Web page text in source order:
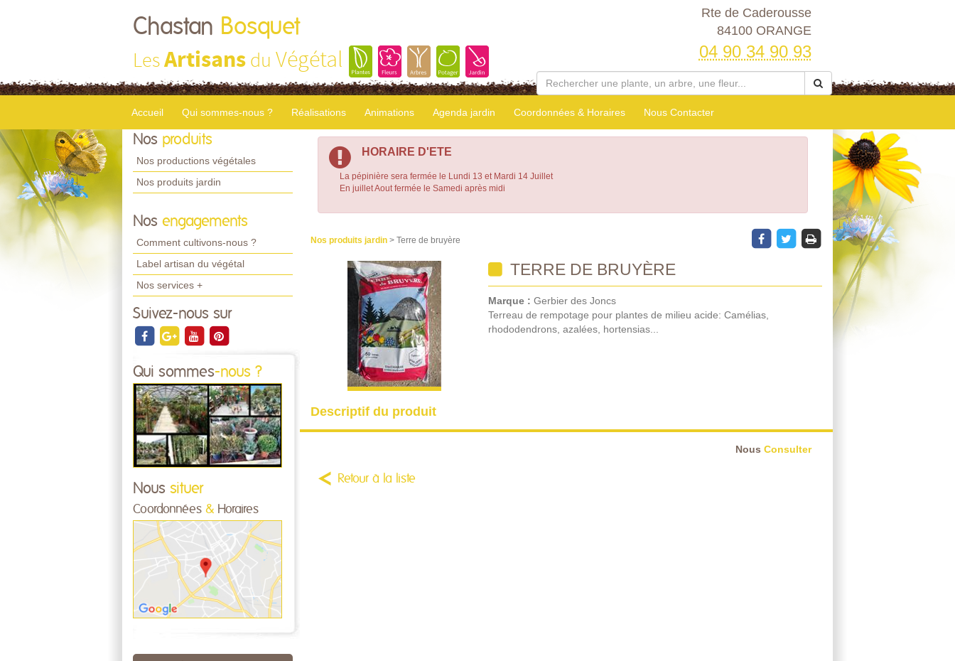
Chastan Bosquet
LesArtisans du Végétal
Rte de Caderousse
84100 ORANGE
04 90 34 90 93
Accueil Qui sommes-nous ? Réalisations Animations Agenda jardin Coordonnées & Horaires Nous Contacter
Nos produits
Nos productions végétales
Nos produits jardin
Nos engagements
Comment cultivons-nous ?
Label artisan du végétal
Nos services +
Suivez-nous sur
Qui sommes-nous ?
Nous situer
Coordonnées & Horaires
HORAIRE D'ETE
La pépinière sera fermée le Lundi 13 et Mardi 14 Juillet
En juillet Aout fermée le Samedi après midi
Nos produits jardin > Terre de bruyère
TERRE DE BRUYÈRE
Marque : Gerbier des Joncs
Terreau de rempotage pour plantes de milieu acide: Camélias,
rhododendrons, azalées, hortensias...
Descriptif du produit
Nous Consulter
Retour à la liste